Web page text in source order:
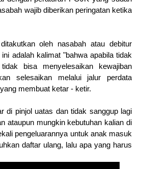
wajib diberikan peringatan ketika
oleh nasabah atau debitur
adalah kalimat "bahwa apabila tidak
bisa menyelesaikan kewajiban
selesaikan melalui jalur perdata
membuat ketar - ketir.
di pinjol uatas dan tidak sanggup lagi
ataupun mungkin kebutuhan kalian di
pengeluarannya untuk anak masuk
daftar ulang, lalu apa yang harus